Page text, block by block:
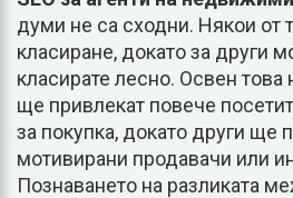
думи не са сходни. Някои от
класиране, докато за други
класирате лесно. Освен
ще привлекат повече
за покупка, докато други ще
мотивирани продавачи или
Познаването на разликата